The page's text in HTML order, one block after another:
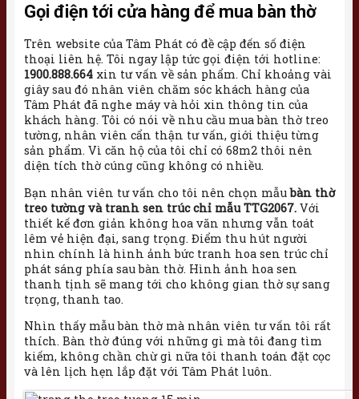
Gọi điện tới cửa hàng để mua bàn thờ
Trên website của Tâm Phát có đề cập đến số điện
thoại liên hệ. Tôi ngay lập tức gọi điện tới hotline:
1900.888.664 xin tư vấn về sản phẩm. Chỉ khoảng vài
giây sau đó nhân viên chăm sóc khách hàng của
Tâm Phát đã nghe máy và hỏi xin thông tin của
khách hàng. Tôi có nói về nhu cầu mua bàn thờ treo
tường, nhân viên cẩn thận tư vấn, giới thiệu từng
sản phẩm. Vì căn hộ của tôi chỉ có 68m2 thôi nên
diện tích thờ cúng cũng không có nhiều.
Bạn nhân viên tư vấn cho tôi nên chọn mẫubàn thờ
treo tường và tranh sen trúc chỉ mẫu TTG2067. Với
thiết kế đơn giản không hoa văn nhưng vẫn toát
lêm vẻ hiện đại, sang trọng. Điểm thu hút người
nhìn chính là hình ảnh bức tranh hoa sen trúc chỉ
phát sáng phía sau bàn thờ. Hình ảnh hoa sen
thanh tịnh sẽ mang tới cho không gian thờ sự sang
trọng, thanh tao.
Nhìn thấy mẫu bàn thờ mà nhân viên tư vấn tôi rất
thích. Bàn thờ đúng với những gì mà tôi đang tìm
kiếm, không chần chừ gì nữa tôi thanh toán đặt cọc
và lên lịch hẹn lắp đặt với Tâm Phát luôn.